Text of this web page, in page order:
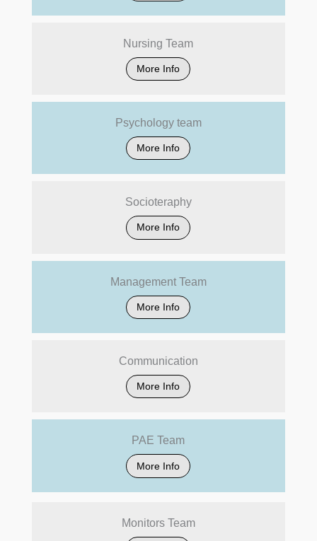
Nursing Team
More Info
Psychology team
More Info
Socioteraphy
More Info
Management Team
More Info
Communication
More Info
PAE Team
More Info
Monitors Team